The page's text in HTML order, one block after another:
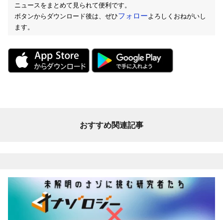
ニュースをまとめて見られて便利です。
ボタンからダウンロード後は、ぜひフォローよろしくおねがいし
ます。
おすすめ関連記事